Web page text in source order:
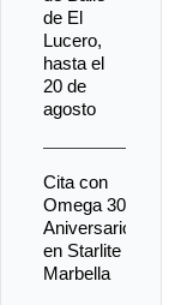
de El
Lucero,
hasta el
20 de
agosto
Cita con
Omega 30
Aniversario
en Starlite
Marbella